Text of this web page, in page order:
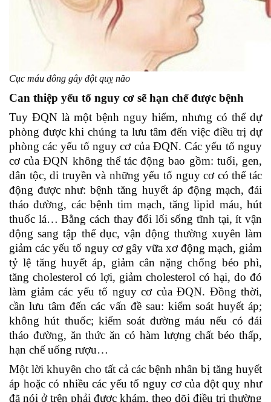
Cục máu đông gây đột quỵ não
Can thiệp yếu tố nguy cơ sẽ hạn chế được bệnh
Tuy ĐQN là một bệnh nguy hiểm, nhưng có thể dự
phòng được khi chúng ta lưu tâm đến việc điều trị dự
phòng các yếu tố nguy cơ của ĐQN. Các yếu tố nguy
cơ của ĐQN không thể tác động bao gồm: tuổi, gen,
dân tộc, di truyền và những yếu tố nguy cơ có thể tác
động được như: bệnh tăng huyết áp động mạch, đái
tháo đường, các bệnh tim mạch, tăng lipid máu, hút
thuốc lá… Bằng cách thay đổi lối sống tĩnh tại, ít vận
động sang tập thể dục, vận động thường xuyên làm
giảm các yếu tố nguy cơ gây vữa xơ động mạch, giảm
tỷ lệ tăng huyết áp, giảm cân nặng chống béo phì,
tăng cholesterol có lợi, giảm cholesterol có hại, do đó
làm giảm các yếu tố nguy cơ của ĐQN. Đồng thời,
cần lưu tâm đến các vấn đề sau: kiểm soát huyết áp;
không hút thuốc; kiểm soát đường máu nếu có đái
tháo đường, ăn thức ăn có hàm lượng chất béo thấp,
hạn chế uống rượu…
Một lời khuyên cho tất cả các bệnh nhân bị tăng huyết
áp hoặc có nhiều các yếu tố nguy cơ của đột quỵ như
đã nói ở trên phải được khám, theo dõi điều trị thường